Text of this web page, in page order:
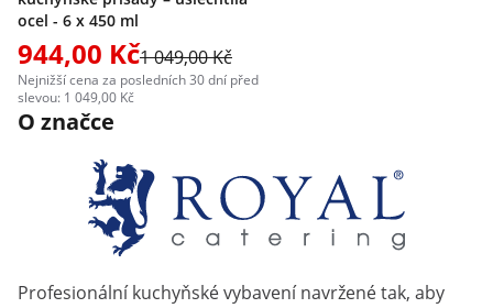
ocel - 6 x 450 ml
944,00 Kč1 049,00 Kč
Nejnižší cena za posledních 30 dní před
slevou: 1 049,00 Kč
O značce
Profesionální kuchyňské vybavení navržené tak, aby